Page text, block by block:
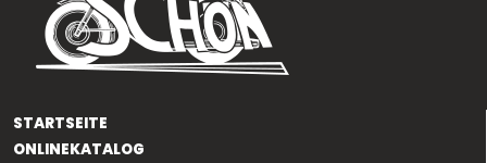
STARTSEITE
ONLINEKATALOG